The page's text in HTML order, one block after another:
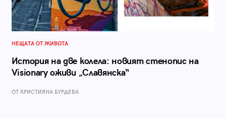
НЕЩАТА ОТ ЖИВОТА
История на две колела: новият стенопис на
Visionary оживи „Славянска“
ОТ КРИСТИЯНА БУРДЕВА